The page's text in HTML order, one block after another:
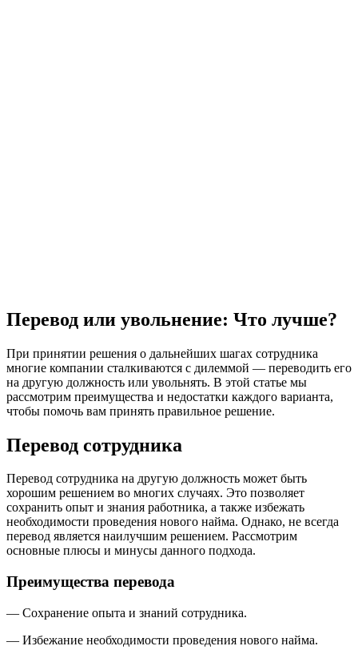
Перевод или увольнение: Что лучше?
При принятии решения о дальнейших шагах сотрудника
многие компании сталкиваются с дилеммой — переводить его
на другую должность или увольнять. В этой статье мы
рассмотрим преимущества и недостатки каждого варианта,
чтобы помочь вам принять правильное решение.
Перевод сотрудника
Перевод сотрудника на другую должность может быть
хорошим решением во многих случаях. Это позволяет
сохранить опыт и знания работника, а также избежать
необходимости проведения нового найма. Однако, не всегда
перевод является наилучшим решением. Рассмотрим
основные плюсы и минусы данного подхода.
Преимущества перевода
— Сохранение опыта и знаний сотрудника.
— Избежание необходимости проведения нового найма.